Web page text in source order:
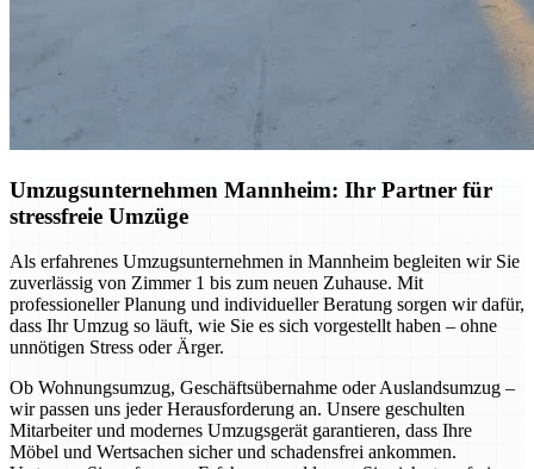
Umzugsunternehmen Mannheim: Ihr Partner für
stressfreie Umzüge
Als erfahrenes Umzugsunternehmen in Mannheim begleiten wir Sie
zuverlässig von Zimmer 1 bis zum neuen Zuhause. Mit
professioneller Planung und individueller Beratung sorgen wir dafür,
dass Ihr Umzug so läuft, wie Sie es sich vorgestellt haben – ohne
unnötigen Stress oder Ärger.
Ob Wohnungsumzug, Geschäftsübernahme oder Auslandsumzug –
wir passen uns jeder Herausforderung an. Unsere geschulten
Mitarbeiter und modernes Umzugsgerät garantieren, dass Ihre
Möbel und Wertsachen sicher und schadensfrei ankommen.